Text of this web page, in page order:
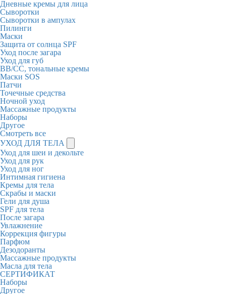
Дневные кремы для лица
Сыворотки
Сыворотки в ампулах
Пилинги
Маски
Защита от солнца SPF
Уход после загара
Уход для губ
BB/CC, тональные кремы
Маски SOS
Патчи
Точечные средства
Ночной уход
Массажные продукты
Наборы
Другое
Смотреть все
УХОД ДЛЯ ТЕЛА
Уход для шеи и декольте
Уход для рук
Уход для ног
Интимная гигиена
Кремы для тела
Скрабы и маски
Гели для душа
SPF для тела
После загара
Увлажнение
Коррекция фигуры
Парфюм
Дезодоранты
Массажные продукты
Масла для тела
СЕРТИФИКАТ
Наборы
Другое